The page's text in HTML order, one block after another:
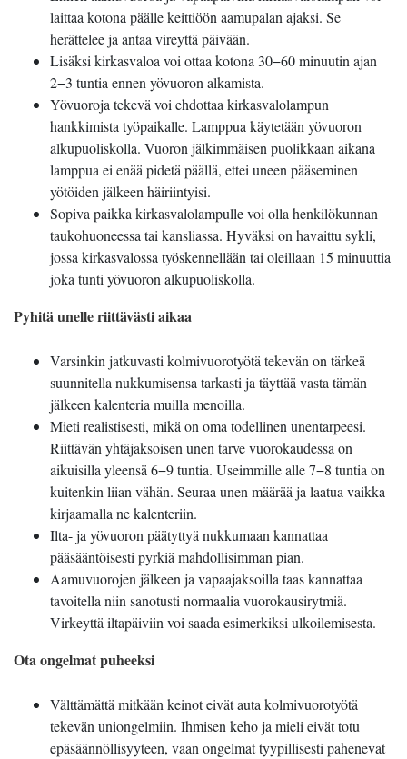
laittaa kotona päälle keittiöön aamupalan ajaksi. Se
herättelee ja antaa vireyttä päivään.
Lisäksi kirkasvaloa voi ottaa kotona 30−60 minuutin ajan
2−3 tuntia ennen yövuoron alkamista.
Yövuoroja tekevä voi ehdottaa kirkasvalolampun
hankkimista työpaikalle. Lamppua käytetään yövuoron
alkupuoliskolla. Vuoron jälkimmäisen puolikkaan aikana
lamppua ei enää pidetä päällä, ettei uneen pääseminen
yötöiden jälkeen häiriintyisi.
Sopiva paikka kirkasvalolampulle voi olla henkilökunnan
taukohuoneessa tai kansliassa. Hyväksi on havaittu sykli,
jossa kirkasvalossa työskennellään tai oleillaan 15 minuuttia
joka tunti yövuoron alkupuoliskolla.
Pyhitä unelle riittävästi aikaa
Varsinkin jatkuvasti kolmivuorotyötä tekevän on tärkeä
suunnitella nukkumisensa tarkasti ja täyttää vasta tämän
jälkeen kalenteria muilla menoilla.
Mieti realistisesti, mikä on oma todellinen unentarpeesi.
Riittävän yhtäjaksoisen unen tarve vuorokaudessa on
aikuisilla yleensä 6−9 tuntia. Useimmille alle 7−8 tuntia on
kuitenkin liian vähän. Seuraa unen määrää ja laatua vaikka
kirjaamalla ne kalenteriin.
Ilta- ja yövuoron päätyttyä nukkumaan kannattaa
pääsääntöisesti pyrkiä mahdollisimman pian.
Aamuvuorojen jälkeen ja vapaajaksoilla taas kannattaa
tavoitella niin sanotusti normaalia vuorokausirytmiä.
Virkeyttä iltapäiviin voi saada esimerkiksi ulkoilemisesta.
Ota ongelmat puheeksi
Välttämättä mitkään keinot eivät auta kolmivuorotyötä
tekevän uniongelmiin. Ihmisen keho ja mieli eivät totu
epäsäännöllisyyteen, vaan ongelmat tyypillisesti pahenevat